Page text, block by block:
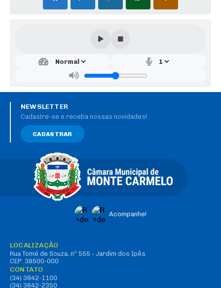
Acompanhe!
NEWSLETTER
Cadastre-se e receba nossas novidades!
CADASTRAR
LOCALIZAÇÃO
Rua Tomé de Souza, nº 555 - Jardim dos Ipês
CEP: 38500-000
CONTATO
(34) 3842-1100
(34) 3842-2350